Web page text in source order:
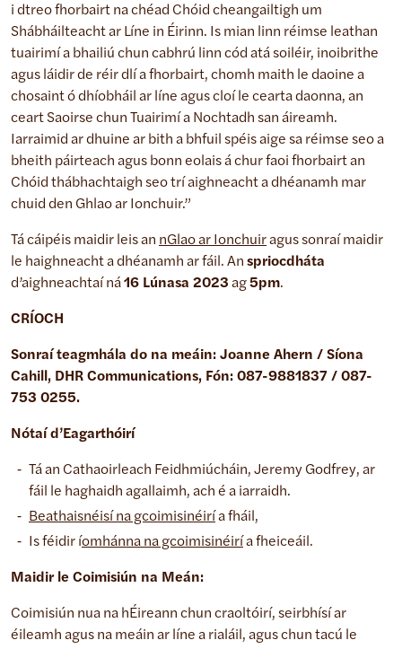
i dtreo fhorbairt na chéad Chóid cheangailtigh um
Shábháilteacht ar Líne in Éirinn. Is mian linn réimse leathan
tuairimí a bhailiú chun cabhrú linn cód atá soiléir, inoibrithe
agus láidir de réir dlí a fhorbairt, chomh maith le daoine a
chosaint ó dhíobháil ar líne agus cloí le cearta daonna, an
ceart Saoirse chun Tuairimí a Nochtadh san áireamh.
Iarraimid ar dhuine ar bith a bhfuil spéis aige sa réimse seo a
bheith páirteach agus bonn eolais á chur faoi fhorbairt an
Chóid thábhachtaigh seo trí aighneacht a dhéanamh mar
chuid den Ghlao ar Ionchuir.”
Tá cáipéis maidir leis an nGlao ar Ionchuiragus sonraí maidir
le haighneacht a dhéanamh ar fáil. An spriocdháta
d’aighneachtaí ná16 Lúnasa 2023 ag5pm.
CRÍOCH
Sonraí teagmhála do na meáin: Joanne Ahern / Síona
Cahill, DHR Communications, Fón: 087-9881837 / 087-
753 0255.
Nótaí d’Eagarthóirí
Tá an Cathaoirleach Feidhmiúcháin, Jeremy Godfrey, ar
fáil le haghaidh agallaimh, ach é a iarraidh.
Beathaisnéisí na gcoimisinéirí a fháil,
Is féidir íomhánna na gcoimisinéirí a fheiceáil.
Maidir le Coimisiún na Meán:
Coimisiún nua na hÉireann chun craoltóirí, seirbhísí ar
éileamh agus na meáin ar líne a rialáil, agus chun tacú le